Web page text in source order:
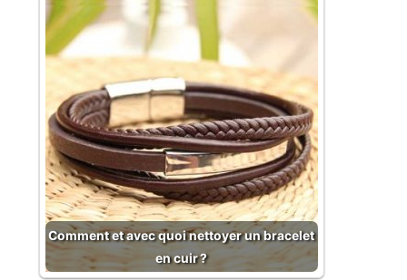
Comment et avec quoi nettoyer un bracelet
en cuir ?